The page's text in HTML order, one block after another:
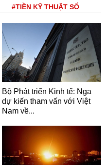
#TIỀN KỸ THUẬT SỐ
Bộ Phát triển Kinh tế: Nga
dự kiến tham vấn với Việt
Nam về...